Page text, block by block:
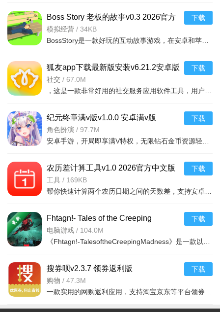
Boss Story 老板的故事v0.3 2026官方
中文版
模拟经营 / 34KB
下载
狐友app下载最新版安装v6.21.2安卓版
社交 / 67.0M
下载
纪元终章满v版v1.0.0 安卓满v版
角色扮演 / 97.7M
下载
农历差计算工具v1.0 2026官方中文版
工具 / 169KB
下载
Fhtagn!- Tales of the Creeping
Madnessv1.0免费下载
电脑游戏 / 104.0M
下载
搜券呗v2.3.7 领券返利版
购物 / 47.3M
下载